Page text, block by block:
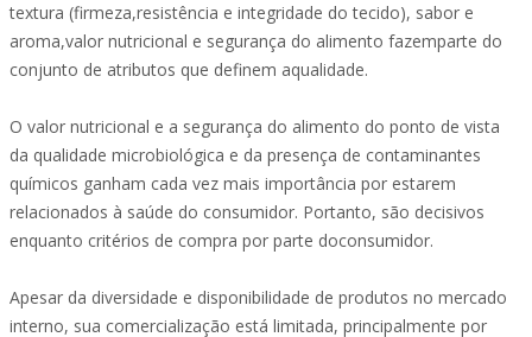
textura (firmeza,resistência e integridade do tecido), sabor e
aroma,valor nutricional e segurança do alimento fazemparte do
conjunto de atributos que definem aqualidade.
O valor nutricional e a segurança do alimento do ponto de vista
da qualidade microbiológica e da presença de contaminantes
químicos ganham cada vez mais importância por estarem
relacionados à saúde do consumidor. Portanto, são decisivos
enquanto critérios de compra por parte doconsumidor.
Apesar da diversidade e disponibilidade de produtos no mercado
interno, sua comercialização está limitada, principalmente por